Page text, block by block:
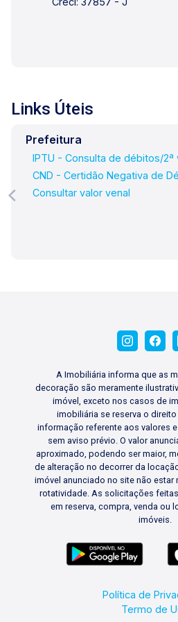
Vargas, 407, Lago Locação -
Links Úteis
Prefeitura
IPTU - Consulta de débitos/2ª
CND - Certidão Negativa de
Consultar valor venal
A Imobiliária informa que as
decoração são meramente
imóvel, exceto nos casos de
imobiliária se reserva o
informação referente aos valores
sem aviso prévio. O valor
aproximado, podendo ser maior,
de alteração no decorrer da
imóvel anunciado no site não
rotatividade. As solicitações
em reserva, compra, venda ou
imóveis.
Política de
Termo de